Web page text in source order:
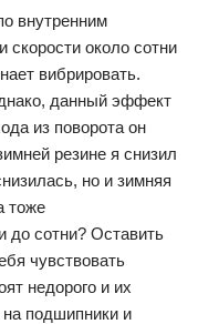
внутренним
около сотни
вибрировать.
данный эффект
из поворота он
резине я снизил
но и зимняя
тоже
до сотни? Оставить
чувствовать
недорого и их
на подшипники и